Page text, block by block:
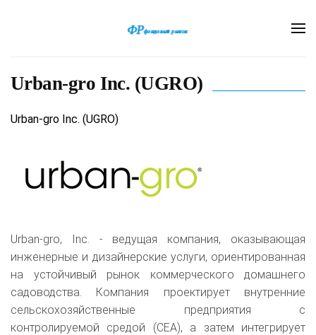
Urban-gro Inc. (UGRO)
Urban-gro Inc. (UGRO)
Urban-gro, Inc. - ведущая компания, оказывающая
инженерные и дизайнерские услуги, ориентированная
на устойчивый рынок коммерческого домашнего
садоводства. Компания проектирует внутренние
сельскохозяйственные предприятия с
контролируемой средой (CEA), а затем интегрирует